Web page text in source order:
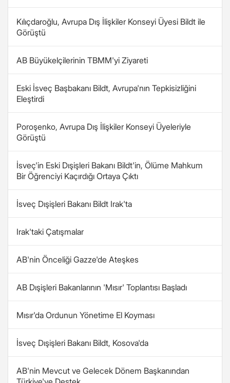
Kılıçdaroğlu, Avrupa Dış İlişkiler Konseyi Üyesi Bildt ile
Görüştü
AB Büyükelçilerinin TBMM'yi Ziyareti
Eski İsveç Başbakanı Bildt, Avrupa'nın Tepkisizliğini
Eleştirdi
Poroşenko, Avrupa Dış İlişkiler Konseyi Üyeleriyle
Görüştü
İsveç'in Eski Dışişleri Bakanı Bildt'in, Ölüme Mahkum
Bir Öğrenciyi Kaçırdığı Ortaya Çıktı
İsveç Dışişleri Bakanı Bildt Irak'ta
Irak'taki Çatışmalar
AB'nin Önceliği Gazze'de Ateşkes
AB Dışişleri Bakanlarının 'Mısır' Toplantısı Başladı
Mısır'da Ordunun Yönetime El Koyması
İsveç Dışişleri Bakanı Bildt, Kosova'da
AB'nin Mevcut ve Gelecek Dönem Başkanından